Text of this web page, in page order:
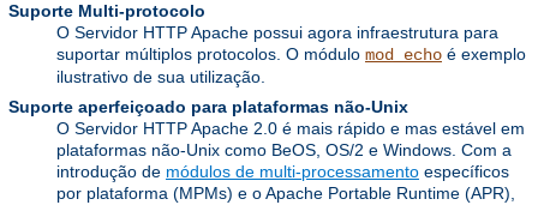
Suporte Multi-protocolo
O Servidor HTTP Apache possui agora infraestrutura para
suportar múltiplos protocolos. O módulo mod_echo é exemplo
ilustrativo de sua utilização.
Suporte aperfeiçoado para plataformas não-Unix
O Servidor HTTP Apache 2.0 é mais rápido e mas estável em
plataformas não-Unix como BeOS, OS/2 e Windows. Com a
introdução de módulos de multi-processamento específicos
por plataforma (MPMs) e o Apache Portable Runtime (APR),